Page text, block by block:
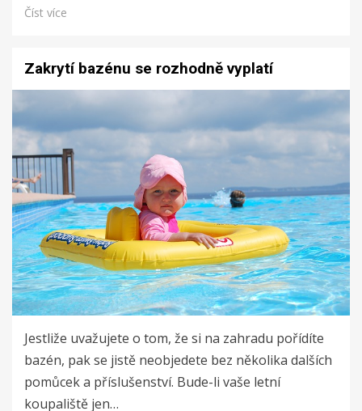
Číst více
Zakrytí bazénu se rozhodně vyplatí
Jestliže uvažujete o tom, že si na zahradu pořídíte
bazén, pak se jistě neobjedete bez několika dalších
pomůcek a příslušenství. Bude-li vaše letní
koupaliště jen…